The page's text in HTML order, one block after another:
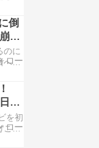
日
支援
れ
局ま
「地
まう
倒
壊
説
のに
への
庫
——
の期
が急
なっ
本
を初
こま
ス